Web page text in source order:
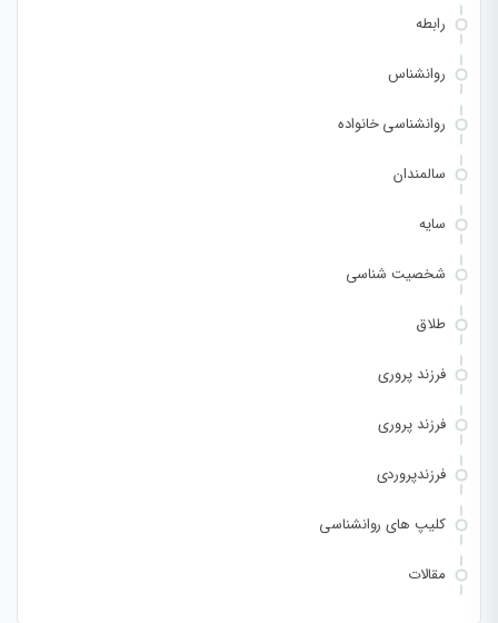
رابطه
روانشناس
روانشناسی خانواده
سالمندان
سایه
شخصیت شناسی
طلاق
فرزند پروری
فرزند پروری
فرزندپروردی
کلیپ های روانشناسی
مقالات